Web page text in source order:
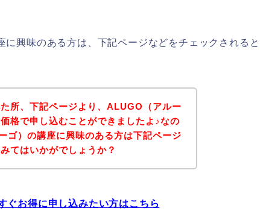
興味のある方は、下記ページなどをチェックされると
所、下記ページより、ALUGO（アルー
格で申し込むことができましたよ♪なの
ゴ）の講座に興味のある方は下記ページ
てはいかがでしょうか？
ぐお得に申し込みたい方はこちら